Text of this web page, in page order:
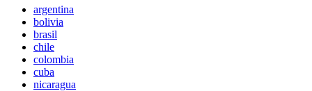
argentina
bolivia
brasil
chile
colombia
cuba
nicaragua